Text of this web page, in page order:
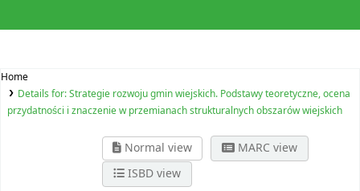
Home
Details for:Strategie rozwoju gmin wiejskich. Podstawy teoretyczne, ocena
przydatności i znaczenie w przemianach strukturalnych obszarów wiejskich
Normal view
MARC view
ISBD view